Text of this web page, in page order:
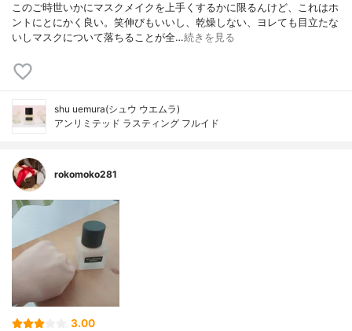
このご時世いかにマスクメイクを上手くするかに限るんけど、これはホ
ントにとにかく良い。笑伸びもいいし、乾燥しない、ヨレても目立たな
いしマスクについて落ちることが全…続きを見る
shu uemura(シュウ ウエムラ)
アンリミテッド ラスティング フルイド
rokomoko281
3.00